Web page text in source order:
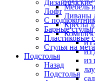
Мебель
Диваны
Кресла
из
из
из
Дизайнерские
Лофт
С
Барные стулья
Пластиковые
Стулья на
Подстолья
Назад
Подстолья